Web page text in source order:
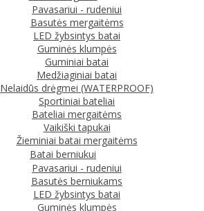
Pavasariui - rudeniui
Basutės mergaitėms
LED žybsintys batai
Guminės klumpės
Guminiai batai
Medžiaginiai batai
Nelaidūs drėgmei (WATERPROOF)
Sportiniai bateliai
Bateliai mergaitėms
Vaikiški tapukai
Žieminiai batai mergaitėms
Batai berniukui
Pavasariui - rudeniui
Basutės berniukams
LED žybsintys batai
Guminės klumpės